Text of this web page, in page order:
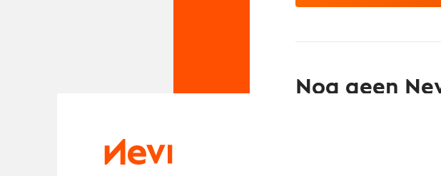
Nog geen